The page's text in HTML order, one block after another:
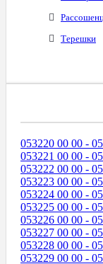
Терешки
053220 00 00 -
053221 00 00 -
053222 00 00 -
053223 00 00 -
053224 00 00 -
053225 00 00 -
053226 00 00 -
053227 00 00 -
053228 00 00 -
053229 00 00 -